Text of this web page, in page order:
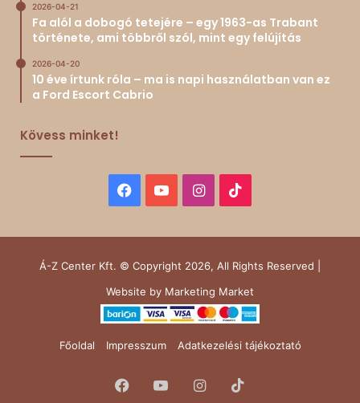
2026-04-21
Fa alól a dobogó tetejére – egy 1963-as Trabant
története, ami többről szól, mint egy felújítás
2026-04-20
10 éve írtunk róla – ma is napi használatban van ez
a Ford Escort Cabrio
Kövess minket!
Facebook
YouTubeInstagram
Á-Z Center Kft. © Copyright 2026, All Rights Reserved |
Website by Marketing Market
Főoldal Impresszum Adatkezelési tájékoztató
Facebook
YouTubeInstagram